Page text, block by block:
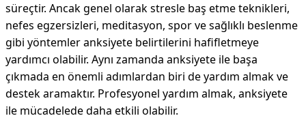
süreçtir. Ancak genel olarak stresle baş etme teknikleri,
nefes egzersizleri, meditasyon, spor ve sağlıklı beslenme
gibi yöntemler anksiyete belirtilerini hafifletmeye
yardımcı olabilir. Aynı zamanda anksiyete ile başa
çıkmada en önemli adımlardan biri de yardım almak ve
destek aramaktır. Profesyonel yardım almak, anksiyete
ile mücadelede daha etkili olabilir.